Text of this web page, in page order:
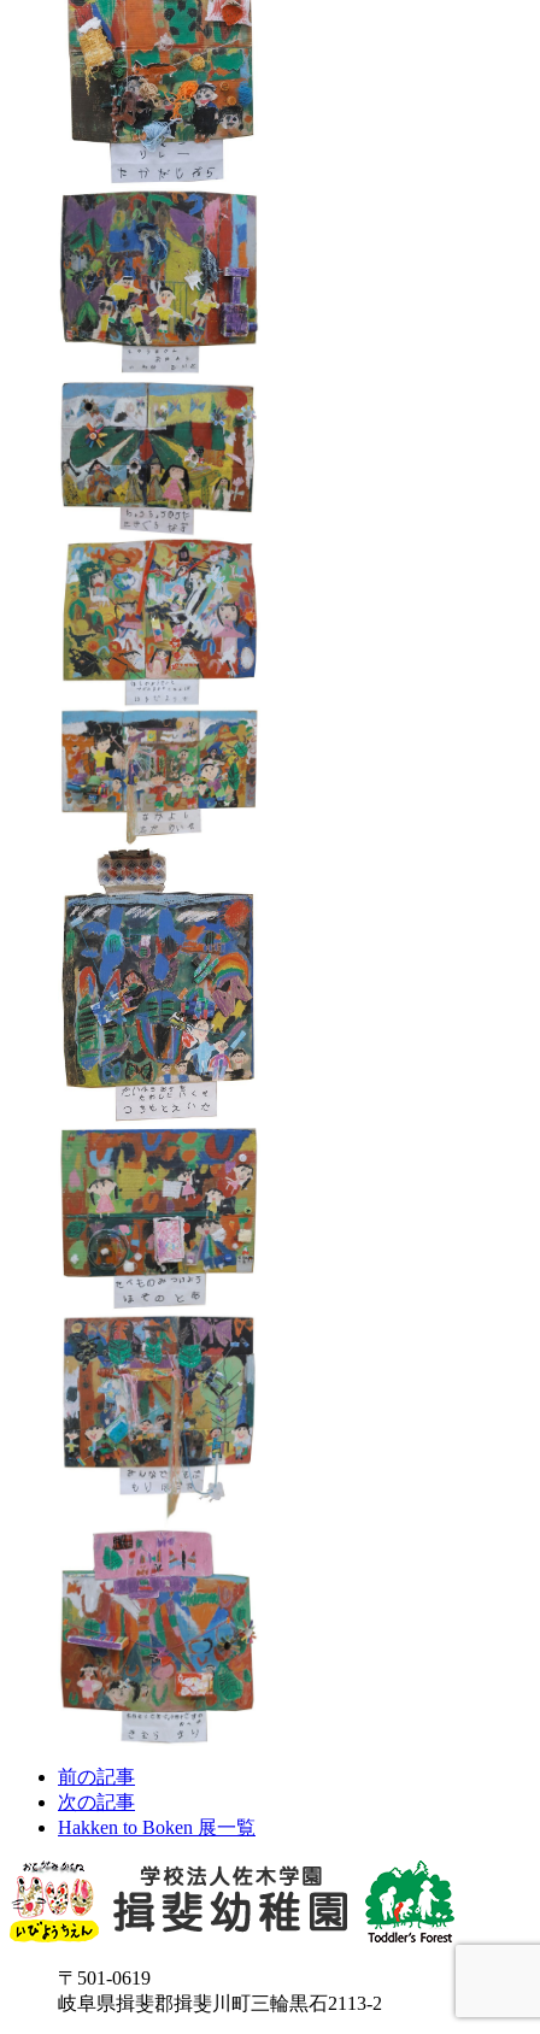
前の記事
次の記事
Hakken to Boken 展一覧
〒501-0619
岐阜県揖斐郡揖斐川町三輪黒石2113-2